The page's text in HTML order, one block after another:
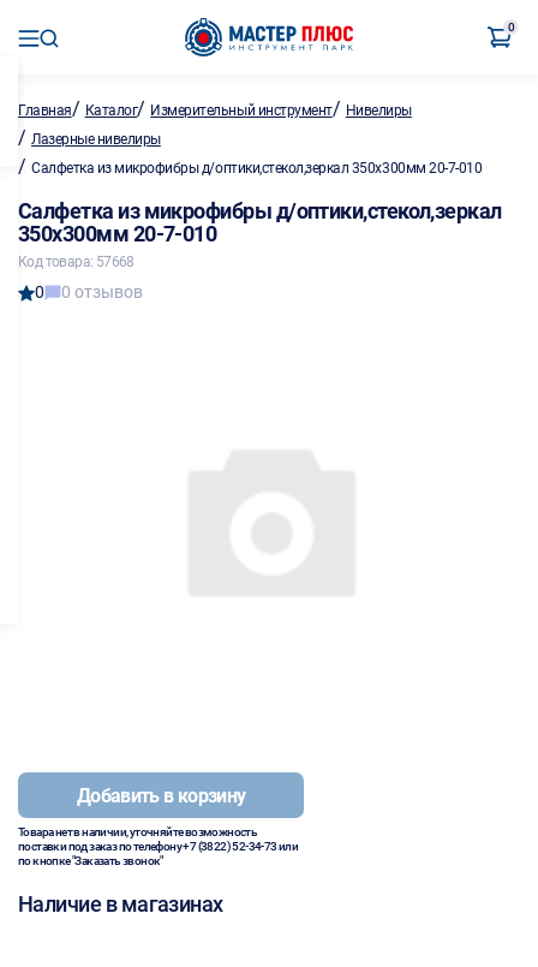
0
Главная/ Каталог/ Измерительный инструмент/ Нивелиры
/ Лазерные нивелиры
/ Салфетка из микрофибры д/оптики,стекол,зеркал 350х300мм 20-7-010
Салфетка из микрофибры д/оптики,стекол,зеркал
350х300мм 20-7-010
Код товара: 57668
0 0 отзывов
Добавить в корзину
Товара нет в наличии, уточняйте возможность
поставки под заказ по телефону+7 (3822) 52-34-73или
по кнопке "Заказать звонок"
Наличие в магазинах